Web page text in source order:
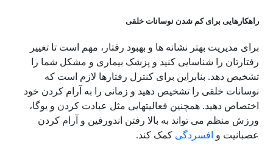
راهکارهایی برای کم شدن نوسانات خلقی
برای مدیریت بهتر نشانه ها و بهبود رفتار، مهم است تا تغییر
رفتارتان را شناسایی کنید و پزشک بیماری و مشکل شما را
تشخیص دهد. بنابراین برای کنترل رفتارها لازم است که
نوسانات خلقی را تشخیص دهید و زمانی را به آرام کردن خود
اختصاص دهید. همچنین فعالیتهایی مثل عبادت کردن و یوگا،
ورزش منظم می تواند به بالا رفتن اندورفین و آرام کردن
عصبانیت و افسردگی کمک کند.